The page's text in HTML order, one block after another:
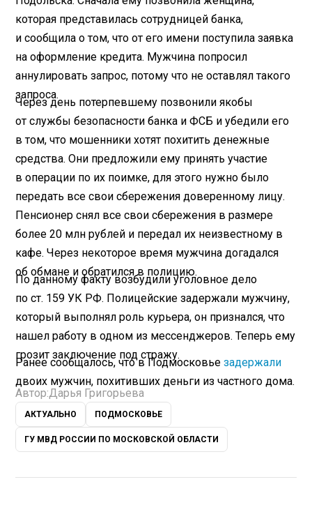
которая представилась сотрудницей банка,
и сообщила о том, что от его имени поступила заявка
на оформление кредита. Мужчина попросил
аннулировать запрос, потому что не оставлял такого
запроса.
Через день потерпевшему позвонили якобы
от службы безопасности банка и ФСБ и убедили его
в том, что мошенники хотят похитить денежные
средства. Они предложили ему принять участие
в операции по их поимке, для этого нужно было
передать все свои сбережения доверенному лицу.
Пенсионер снял все свои сбережения в размере
более 20 млн рублей и передал их неизвестному в
кафе. Через некоторое время мужчина догадался
об обмане и обратился в полицию.
По данному факту возбудили уголовное дело
по ст. 159 УК РФ. Полицейские задержали мужчину,
который выполнял роль курьера, он признался, что
нашел работу в одном из мессенджеров. Теперь ему
грозит заключение под стражу.
Ранее сообщалось, что в Подмосковьезадержали
двоих мужчин, похитивших деньги из частного дома.
Автор:Дарья Григорьева
АКТУАЛЬНО ПОДМОСКОВЬЕ
ГУ МВД РОССИИ ПО МОСКОВСКОЙ ОБЛАСТИ